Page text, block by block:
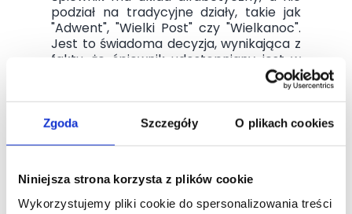
Zgoda Szczegóły O plikach cookies
Niniejsza strona korzysta z plików cookie
Wykorzystujemy pliki cookie do spersonalizowania treści
podział na tradycyjne działy, takie jak
"Adwent", "Wielki Post" czy "Wielkanoc".
Jest to świadoma decyzja, wynikająca z
faktu, że śpiewnik udostępniany jest w
W formacie PDF najszybszym i
odnajdywania pieśni czy pieśni na dany
okres liturgiczny jest wyszukiwarka,
większości programów do otwierania